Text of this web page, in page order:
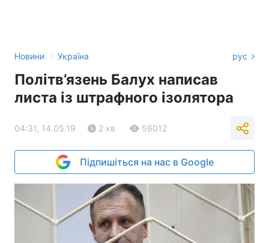
Новини › Україна рус
Політв’язень Балух написав
листа із штрафного ізолятора
04:31, 14.05.19 2 хв. 56012
Підпишіться на нас в Google